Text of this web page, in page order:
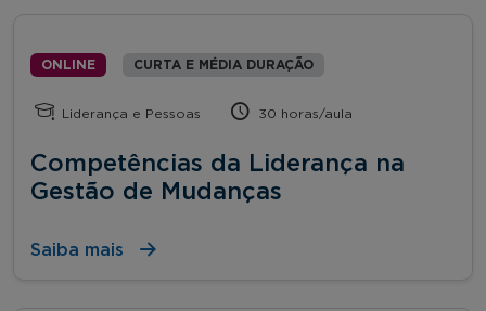
ONLINE CURTA E MÉDIA DURAÇÃO
Liderança e Pessoas 30 horas/aula
Competências da Liderança na
Gestão de Mudanças
Saiba mais